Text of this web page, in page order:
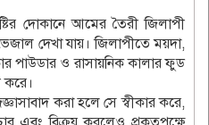
দোকানে আমের তৈরী জিলাপী
দেখা যায়। জিলাপীতে ময়দা,
পাউডার ও রাসায়নিক কালার ফুড
করে।
করা হলে সে স্বীকার করে,